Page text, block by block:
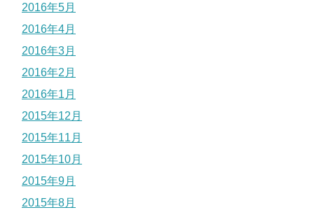
2016年5月
2016年4月
2016年3月
2016年2月
2016年1月
2015年12月
2015年11月
2015年10月
2015年9月
2015年8月